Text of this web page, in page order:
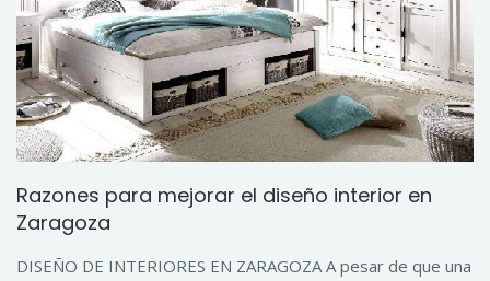
Razones para mejorar el diseño interior en
Zaragoza
DISEÑO DE INTERIORES EN ZARAGOZA A pesar de que una